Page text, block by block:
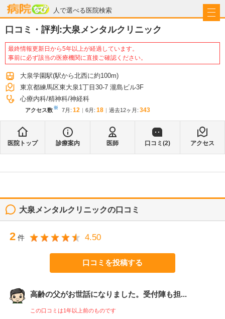
人で選べる医院検索
病院なび
口コミ・評判:大泉メンタルクリニック
最終情報更新日から5年以上が経過しています。
事前に必ず該当の医療機関に直接ご確認ください。
大泉学園駅(駅から北西に約100m)
東京都練馬区東大泉1丁目30-7 瀧島ビル3F
心療内科 精神科 神経科
アクセス数※ 7月 : 12 6月 : 18 過去12ヶ月: 343
医院トップ 診療案内 医師 口コミ(2) アクセス
大泉メンタルクリニックの口コミ
2 件 4.50
口コミを投稿する
高齢の父がお世話になりました。受付陣も担...
この口コミは1年以上前のものです